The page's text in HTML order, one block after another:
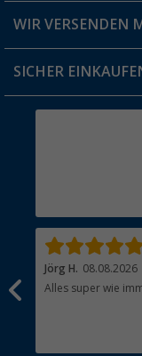
Jobs & Karriere
Versandinformationen
Rücksendung
WIR VERSENDEN
SICHER
Jörg H. 08.08.2026
Alles super wie